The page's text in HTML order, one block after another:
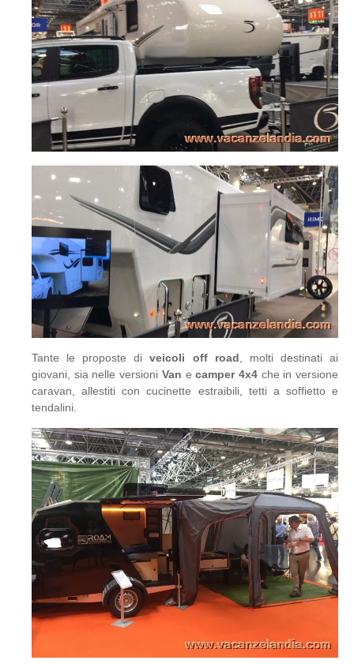
Tante le proposte diveicoli off road , molti destinati ai
giovani, sia nelle versioni Van ecamper 4x4che in versione
caravan, allestiti con cucinette estraibili, tetti a soffietto e
tendalini.